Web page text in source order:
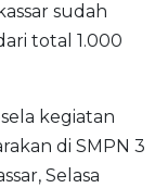
sudah
total 1.000
kegiatan
di SMPN 3
Selasa